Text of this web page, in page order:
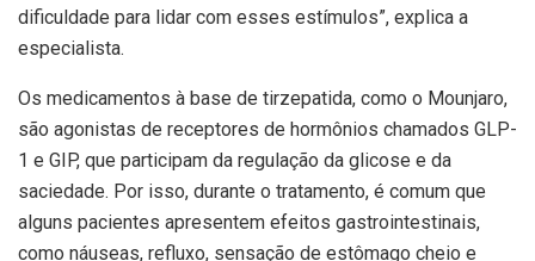
dificuldade para lidar com esses estímulos”, explica a
especialista.
Os medicamentos à base de tirzepatida, como o Mounjaro,
são agonistas de receptores de hormônios chamados GLP-
1 e GIP, que participam da regulação da glicose e da
saciedade. Por isso, durante o tratamento, é comum que
alguns pacientes apresentem efeitos gastrointestinais,
como náuseas, refluxo, sensação de estômago cheio e